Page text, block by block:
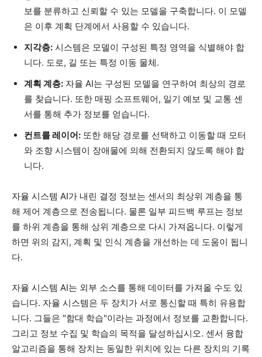
보를 분류하고 신뢰할 수 있는 모델을 구축합니다. 이 모델
은 이후 계획 단계에서 사용할 수 있습니다.
지각층: 시스템은 모델이 구성된 특정 영역을 식별해야 합
니다. 도로, 길 또는 특정 이동 물체.
계획 계층: 자율 AI는 구성된 모델을 연구하여 최상의 경로
를 찾습니다. 또한 매핑 소프트웨어, 일기 예보 및 교통 센
서를 통해 추가 정보를 얻습니다.
컨트롤 레이어: 또한 해당 경로를 선택하고 이동할 때 모터
와 조향 시스템이 장애물에 의해 전환되지 않도록 해야 합
니다.
자율 시스템 AI가 내린 결정 정보는 센서의 최상위 계층을 통
해 제어 계층으로 전송됩니다. 물론 일부 피드백 루프는 정보
를 하위 계층을 통해 상위 계층으로 다시 가져옵니다. 이렇게
하면 위의 감지, 계획 및 인식 계층을 개선하는 데 도움이 됩니
다.
자율 시스템 AI는 외부 소스를 통해 데이터를 가져올 수도 있
습니다. 자율 시스템은 두 장치가 서로 통신할 때 특히 유용합
니다. 그들은 "함대 학습"이라는 과정에서 정보를 교환합니다.
그리고 정보 수집 및 학습의 목적을 달성하십시오. 센서 융합
알고리즘을 통해 장치는 동일한 위치에 있는 다른 장치의 기록